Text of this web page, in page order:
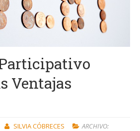
Ventajas
SILVIA CÓBRECES
ARCHIVO: